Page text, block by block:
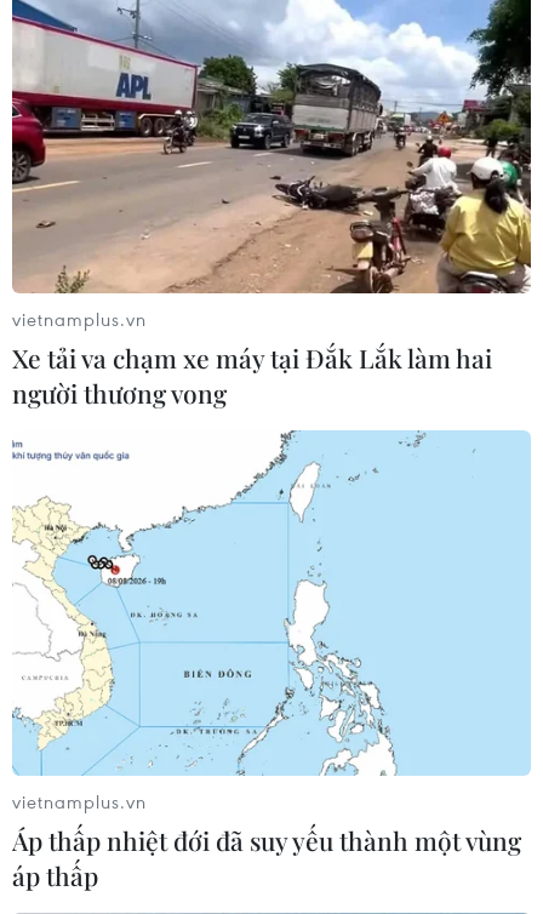
vietnamplus.vn
Xe tải va chạm xe máy tại Đắk Lắk làm hai
người thương vong
vietnamplus.vn
Áp thấp nhiệt đới đã suy yếu thành một vùng
áp thấp